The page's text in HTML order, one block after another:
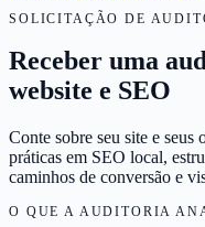
SOLICITAÇÃO DE
Receber uma
website e SEO
Conte sobre seu site e
práticas em SEO local,
caminhos de conversão e
O QUE A AUDITORIA